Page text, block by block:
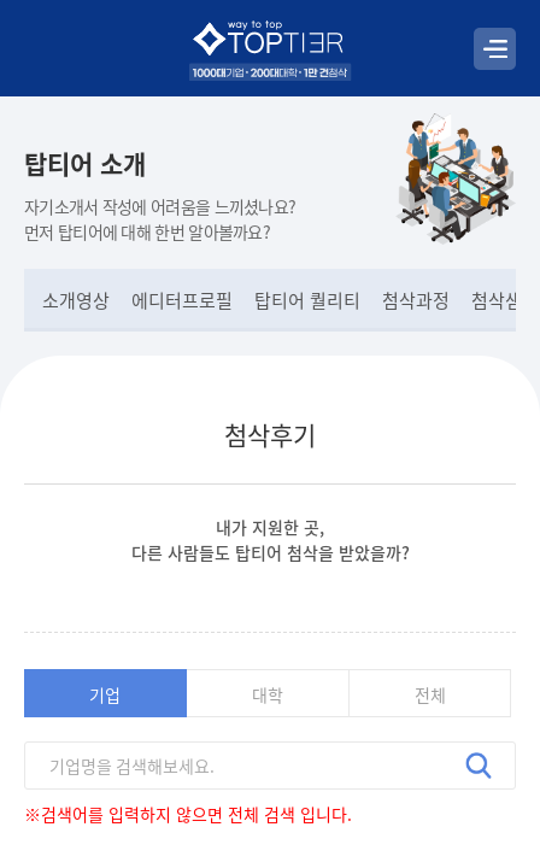
탑티어 소개
자기소개서 작성에 어려움을 느끼셨나요?
먼저 탑티어에 대해 한번 알아볼까요?
소개영상 에디터프로필 탑티어 퀄리티 첨삭과정 첨삭샘플
첨삭후기
내가 지원한 곳,
다른 사람들도 탑티어 첨삭을 받았을까?
기업 대학 전체
※검색어를 입력하지 않으면 전체 검색 입니다.